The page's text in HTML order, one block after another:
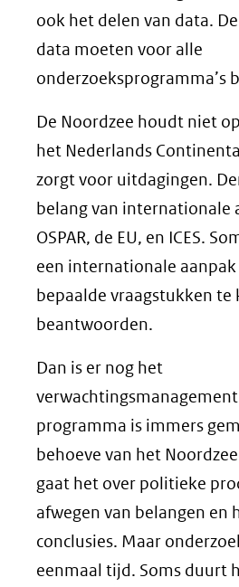
ook het delen van data.
data moeten voor alle
onderzoeksprogramma’s
De Noordzee houdt niet
het Nederlands
zorgt voor uitdagingen.
belang van internationale
OSPAR, de EU, en ICES.
een internationale aanpak
bepaalde vraagstukken te
beantwoorden.
Dan is er nog het
programma is immers
behoeve van het
gaat het over politieke
afwegen van belangen en
conclusies. Maar
eenmaal tijd. Soms duurt